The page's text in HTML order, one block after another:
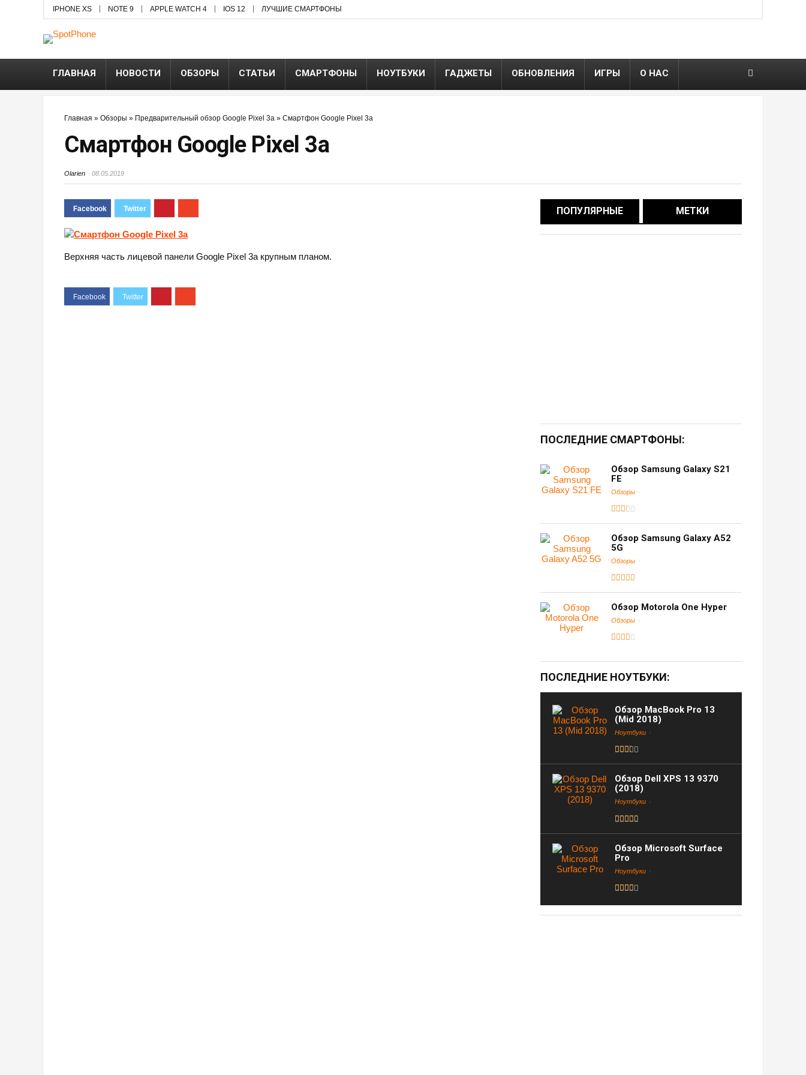
IPHONE XS NOTE 9 APPLE WATCH 4 IOS 12 ЛУЧШИЕ СМАРТФОНЫ
ГЛАВНАЯ НОВОСТИ ОБЗОРЫ СТАТЬИ СМАРТФОНЫ НОУТБУКИ ГАДЖЕТЫ ОБНОВЛЕНИЯ ИГРЫ О НАС
Главная » Обзоры » Предварительный обзор Google Pixel 3a » Смартфон Google Pixel 3a
Смартфон Google Pixel 3a
Olarien 08.05.2019
Верхняя часть лицевой панели Google Pixel 3a крупным планом.
ПОПУЛЯРНЫЕ МЕТКИ
ПОСЛЕДНИЕ СМАРТФОНЫ:
Обзор Samsung Galaxy S21
FE
Обзоры
Обзор Samsung Galaxy A52
5G
Обзоры
Обзор Motorola One Hyper
Обзоры
ПОСЛЕДНИЕ НОУТБУКИ:
Обзор MacBook Pro 13
(Mid 2018)
Ноутбуки
Обзор Dell XPS 13 9370
(2018)
Ноутбуки
Обзор Microsoft Surface
Pro
Ноутбуки